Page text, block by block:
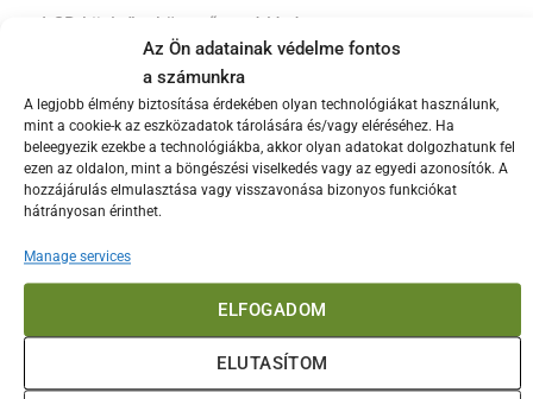
Az Ön adatainak védelme fontos
a számunkra
A legjobb élmény biztosítása érdekében olyan technológiákat használunk,
mint a cookie-k az eszközadatok tárolására és/vagy eléréséhez. Ha
beleegyezik ezekbe a technológiákba, akkor olyan adatokat dolgozhatunk fel
ezen az oldalon, mint a böngészési viselkedés vagy az egyedi azonosítók. A
hozzájárulás elmulasztása vagy visszavonása bizonyos funkciókat
hátrányosan érinthet.
Manage services
ELFOGADOM
ELUTASÍTOM
LCD kijelző a könnyű vezérlésért
Tapadásmentes felület
Könnyen tisztítható cseppgyűjtő tálca
Beltéri és kültéri használat
Kompakt, könnyen szállítható kialakítás
Hosszú élettartam és tartósság
Helyes előmelegítés és sütési technika
A grillt mindig érdemes 8–10 percig előmelegíteni a